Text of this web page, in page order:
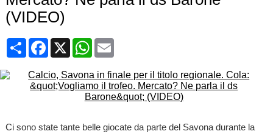
(VIDEO)
CondividiFacebook
X WhatsApp
Email
Ci sono state tante belle giocate da parte del Savona durante la